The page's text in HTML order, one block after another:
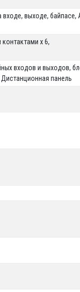
выходе, байпасе,
контактами x 6,
входов и выходов,
панель